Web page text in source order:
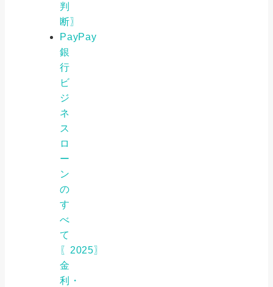
判
断〗
PayPay
銀
行
ビ
ジ
ネ
ス
ロ
ー
ン
の
す
べ
て
〖2025〗
金
利・